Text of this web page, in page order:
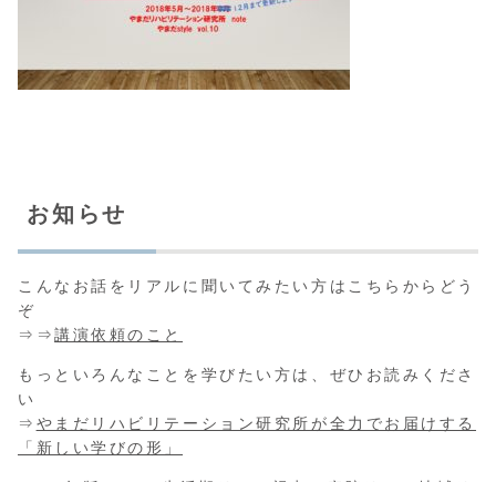
お知らせ
こんなお話をリアルに聞いてみたい方はこちらからどう
ぞ
⇒⇒講演依頼のこと
もっといろんなことを学びたい方は、ぜひお読みくださ
い
⇒ やまだリハビリテーション研究所が全力でお届けする
「新しい学びの形」